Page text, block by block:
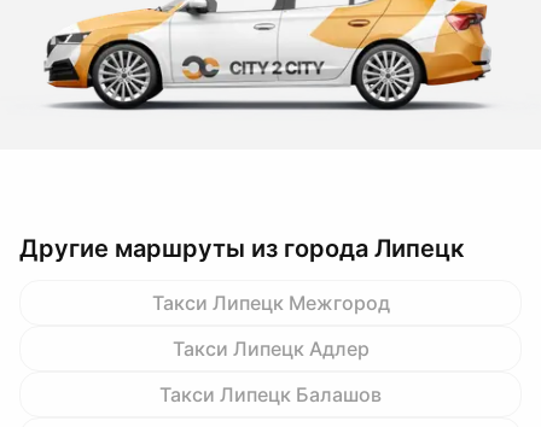
Другие маршруты из города Липецк
Такси Липецк Межгород
Такси Липецк Адлер
Такси Липецк Балашов